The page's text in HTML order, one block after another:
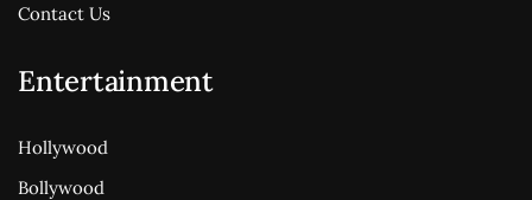
Contact Us
Entertainment
Hollywood
Bollywood